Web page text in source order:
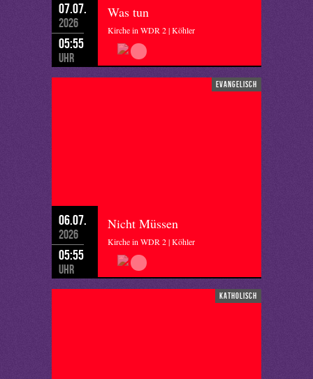
07.07.
2026
05:55
Uhr
Was tun
Kirche in WDR 2 | Köhler
evangelisch
06.07.
2026
05:55
Uhr
Nicht Müssen
Kirche in WDR 2 | Köhler
katholisch